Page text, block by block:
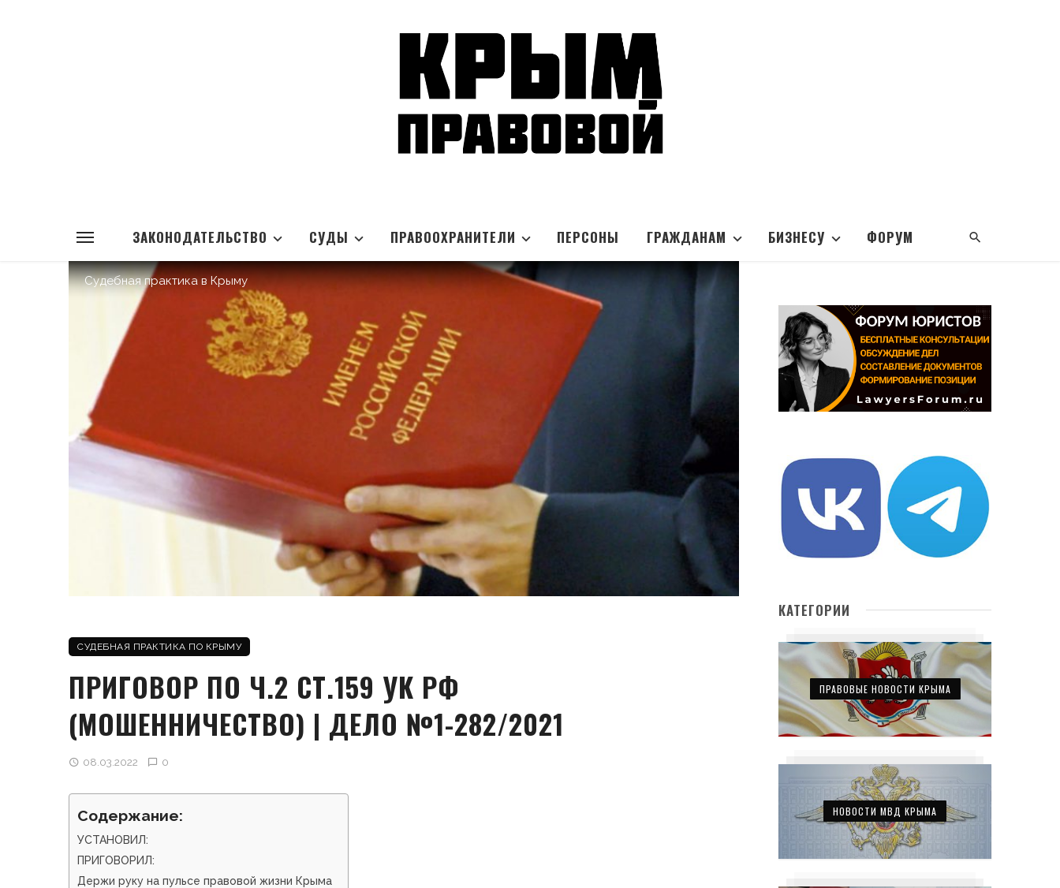
ЗАКОНОДАТЕЛЬСТВО СУДЫ ПРАВООХРАНИТЕЛИ ПЕРСОНЫ ГРАЖДАНАМ БИЗНЕСУ ФОРУМ
Судебная практика в Крыму
СУДЕБНАЯ ПРАКТИКА ПО КРЫМУ
ПРИГОВОР ПО Ч.2 СТ.159 УК РФ
(МОШЕННИЧЕСТВО) | ДЕЛО №1-282/2021
08.03.2022 0
Содержание:
УСТАНОВИЛ:
ПРИГОВОРИЛ:
Держи руку на пульсе правовой жизни Крыма
КАТЕГОРИИ
ПРАВОВЫЕ НОВОСТИ КРЫМА
НОВОСТИ МВД КРЫМА